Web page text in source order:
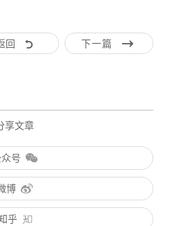
回 下一篇
享文章
号
博
乎